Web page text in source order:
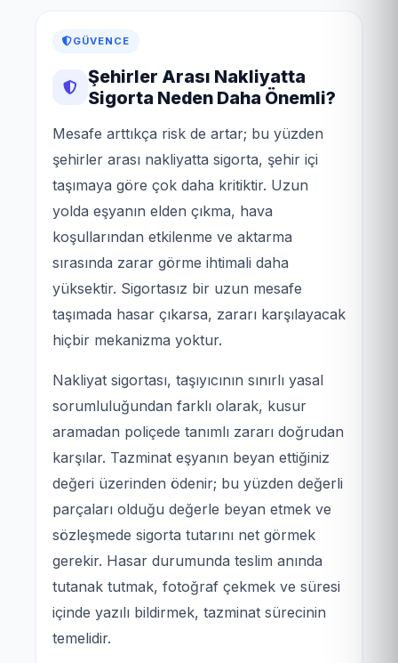
GÜVENCE
Şehirler Arası Nakliyatta
Sigorta Neden Daha Önemli?
Mesafe arttıkça risk de artar; bu yüzden
şehirler arası nakliyatta sigorta, şehir içi
taşımaya göre çok daha kritiktir. Uzun
yolda eşyanın elden çıkma, hava
koşullarından etkilenme ve aktarma
sırasında zarar görme ihtimali daha
yüksektir. Sigortasız bir uzun mesafe
taşımada hasar çıkarsa, zararı karşılayacak
hiçbir mekanizma yoktur.
Nakliyat sigortası, taşıyıcının sınırlı yasal
sorumluluğundan farklı olarak, kusur
aramadan poliçede tanımlı zararı doğrudan
karşılar. Tazminat eşyanın beyan ettiğiniz
değeri üzerinden ödenir; bu yüzden değerli
parçaları olduğu değerle beyan etmek ve
sözleşmede sigorta tutarını net görmek
gerekir. Hasar durumunda teslim anında
tutanak tutmak, fotoğraf çekmek ve süresi
içinde yazılı bildirmek, tazminat sürecinin
temelidir.